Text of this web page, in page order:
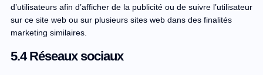
d’utilisateurs afin d’afficher de la publicité ou de suivre l’utilisateur
sur ce site web ou sur plusieurs sites web dans des finalités
marketing similaires.
5.4 Réseaux sociaux